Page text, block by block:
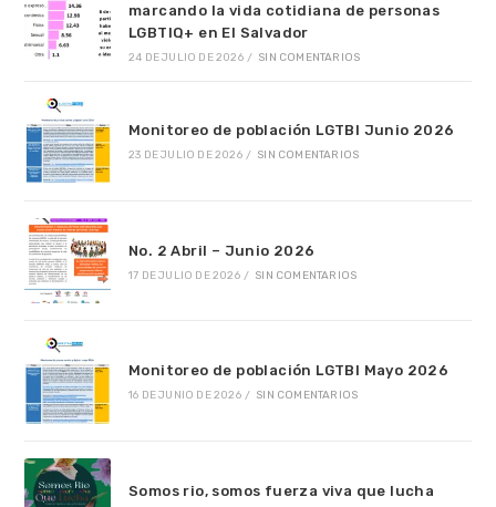
marcando la vida cotidiana de personas
LGBTIQ+ en El Salvador
24 DE JULIO DE 2026 / SIN COMENTARIOS
Monitoreo de población LGTBI Junio 2026
23 DE JULIO DE 2026 / SIN COMENTARIOS
No. 2 Abril – Junio 2026
17 DE JULIO DE 2026 / SIN COMENTARIOS
Monitoreo de población LGTBI Mayo 2026
16 DE JUNIO DE 2026 / SIN COMENTARIOS
Somos rio, somos fuerza viva que lucha